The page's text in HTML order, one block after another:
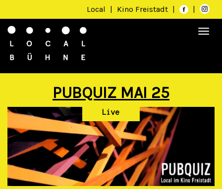
Local | Kino Freistadt | |
PUBQUIZ MAI 25
Live